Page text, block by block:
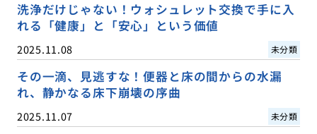
洗浄だけじゃない！ウォシュレット交換で手に入
れる「健康」と「安心」という価値
2025.11.08 未分類
その一滴、見逃すな！便器と床の間からの水漏
れ、静かなる床下崩壊の序曲
2025.11.07 未分類